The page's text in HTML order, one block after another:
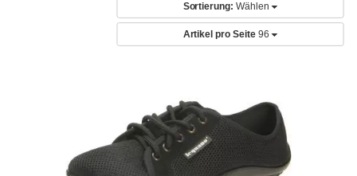
Sortierung: Wählen
Artikel pro Seite 96